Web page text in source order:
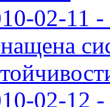
02-11 -
02-12